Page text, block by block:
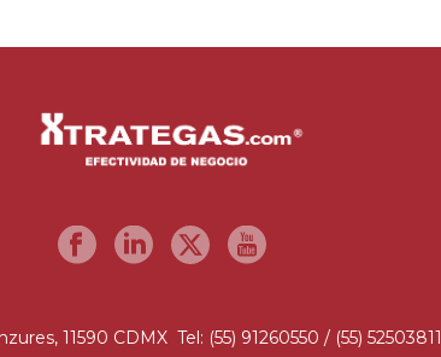
11590 CDMX Tel: (55) 91260550 / (55) 52503811